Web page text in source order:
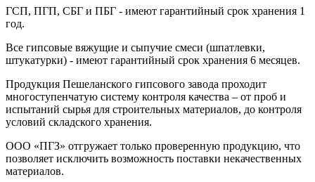
ГСП, ПГП, СБГ и ПБГ - имеют гарантийный срок хранения 1
год.
Все гипсовые вяжущие и сыпучие смеси (шпатлевки,
штукатурки) - имеют гарантийный срок хранения 6 месяцев.
Продукция Пешеланского гипсового завода проходит
многоступенчатую систему контроля качества – от проб и
испытаний сырья для строительных материалов, до контроля
условий складского хранения.
ООО «ПГЗ» отгружает только проверенную продукцию, что
позволяет исключить возможность поставки некачественных
материалов.